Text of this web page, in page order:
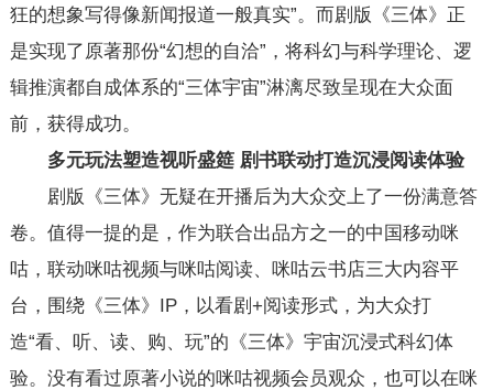
狂的想象写得像新闻报道一般真实”。而剧版《三体》正
是实现了原著那份“幻想的自洽”，将科幻与科学理论、逻
辑推演都自成体系的“三体宇宙”淋漓尽致呈现在大众面
前，获得成功。
多元玩法塑造视听盛筵 剧书联动打造沉浸阅读体验
剧版《三体》无疑在开播后为大众交上了一份满意答
卷。值得一提的是，作为联合出品方之一的中国移动咪
咕，联动咪咕视频与咪咕阅读、咪咕云书店三大内容平
台，围绕《三体》IP，以看剧+阅读形式，为大众打
造“看、听、读、购、玩”的《三体》宇宙沉浸式科幻体
验。没有看过原著小说的咪咕视频会员观众，也可以在咪